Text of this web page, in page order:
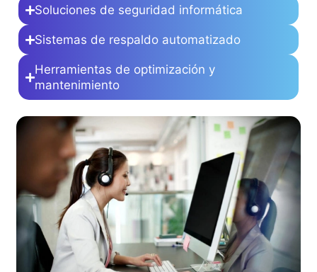
Soluciones de seguridad informática
Sistemas de respaldo automatizado
Herramientas de optimización y
mantenimiento